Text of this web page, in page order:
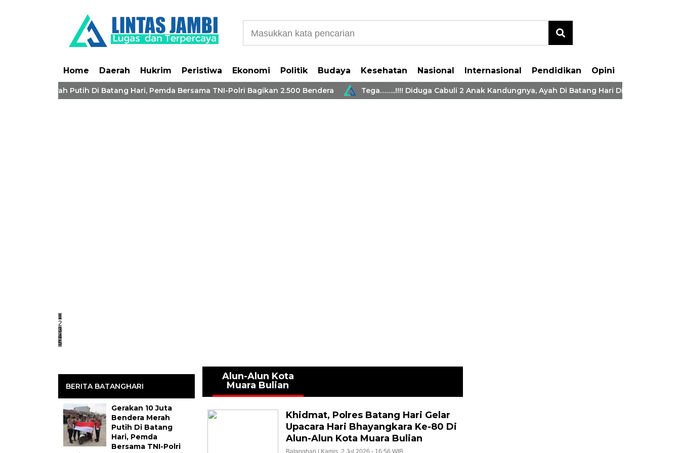
Home Daerah Hukrim Peristiwa Ekonomi Politik Budaya Kesehatan Nasional Internasional Pendidikan Opini
Merah Putih Di Batang Hari, Pemda Bersama TNI-Polri Bagikan 2.500 Bendera Tega……..!!!! Diduga Cabuli 2 Anak Kandungnya, Ayah Di Batang Hari Ditangkap Polisi
1
2
3
4
5
BERITA BATANGHARI
Gerakan 10 Juta
Bendera Merah
Putih Di Batang
Hari, Pemda
Bersama TNI-Polri
Alun-Alun Kota
Muara Bulian
Khidmat, Polres Batang Hari Gelar
Upacara Hari Bhayangkara Ke-80 Di
Alun-Alun Kota Muara Bulian
Batanghari | Kamis, 2 Jul 2026 - 16:56 WIB